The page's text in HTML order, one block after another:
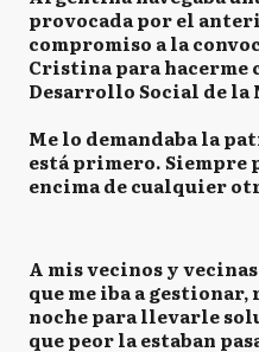
provocada por el
compromiso a la
Cristina para
Desarrollo Social de la
Me lo demandaba la
está primero.
encima de cualquier
A mis vecinos y
que me iba a
noche para llevarle
que peor la estaban